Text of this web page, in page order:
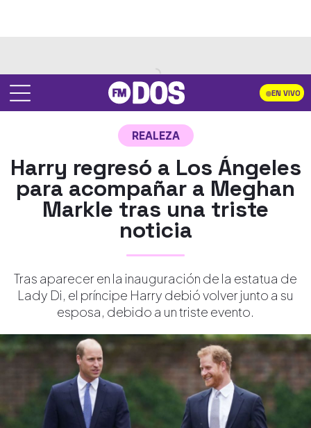
EN VIVO
REALEZA
Harry regresó a Los Ángeles
para acompañar a Meghan
Markle tras una triste
noticia
Tras aparecer en la inauguración de la estatua de
Lady Di, el príncipe Harry debió volver junto a su
esposa, debido a un triste evento.